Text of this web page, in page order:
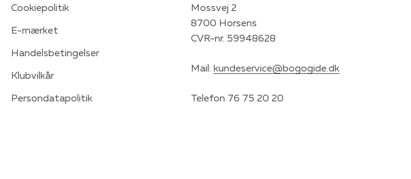
Cookiepolitik
E-mærket
Handelsbetingelser
Klubvilkår
Persondatapolitik
Mossvej 2
8700 Horsens
CVR-nr. 59948628
Mail: kundeservice@bogogide.dk
Telefon 76 75 20 20